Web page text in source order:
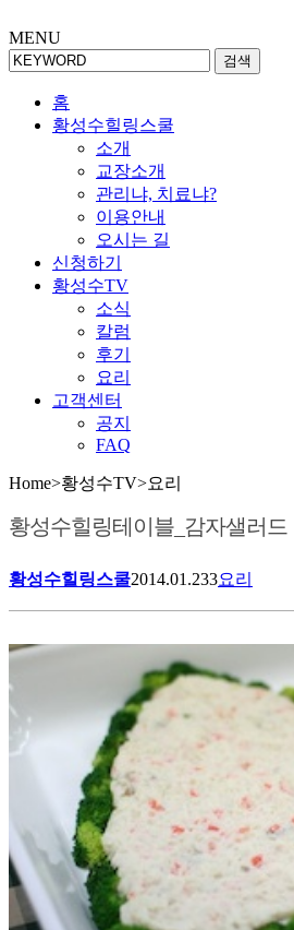
MENU
검색
홈
황성수힐링스쿨
소개
교장소개
관리냐, 치료냐?
이용안내
오시는 길
신청하기
황성수TV
소식
칼럼
후기
요리
고객센터
공지
FAQ
Home>황성수TV>요리
황성수힐링테이블_감자샐러드
황성수힐링스쿨2014.01.233요리